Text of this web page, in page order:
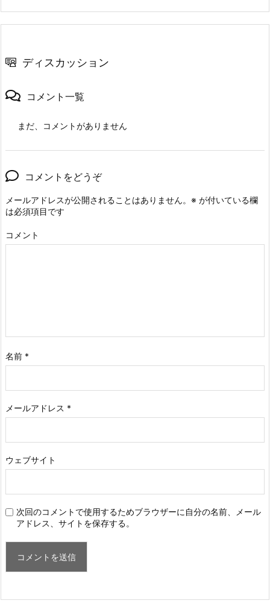
ディスカッション
コメント一覧
まだ、コメントがありません
コメントをどうぞ
メールアドレスが公開されることはありません。 ※ が付いている欄
は必須項目です
コメント
名前 *
メールアドレス *
ウェブサイト
次回のコメントで使用するためブラウザーに自分の名前、メール
アドレス、サイトを保存する。